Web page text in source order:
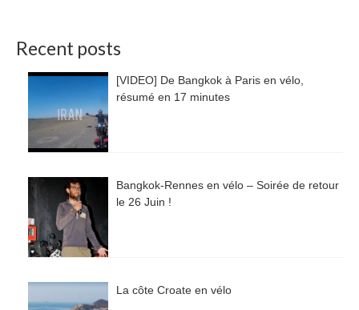
Recent posts
[VIDEO] De Bangkok à Paris en vélo,
résumé en 17 minutes
Bangkok-Rennes en vélo – Soirée de retour
le 26 Juin !
La côte Croate en vélo